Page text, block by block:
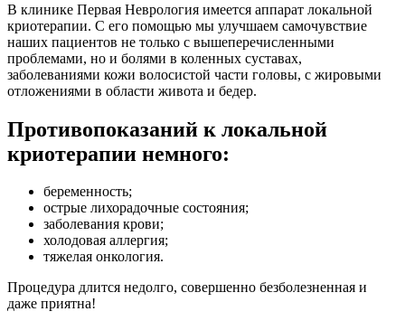
В клинике Первая Неврология имеется аппарат локальной
криотерапии. С его помощью мы улучшаем самочувствие
наших пациентов не только с вышеперечисленными
проблемами, но и болями в коленных суставах,
заболеваниями кожи волосистой части головы, с жировыми
отложениями в области живота и бедер.
Противопоказаний к локальной
криотерапии немного:
беременность;
острые лихорадочные состояния;
заболевания крови;
холодовая аллергия;
тяжелая онкология.
Процедура длится недолго, совершенно безболезненная и
даже приятна!